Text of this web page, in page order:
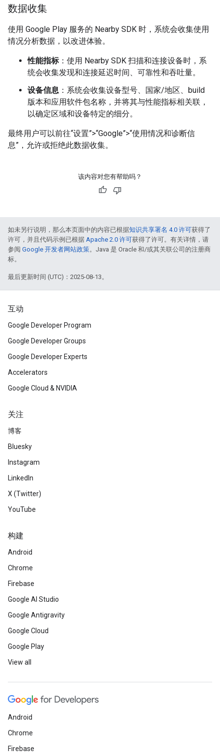
数据收集
使用 Google Play 服务的 Nearby SDK 时，系统会收集使用
情况分析数据，以改进体验。
性能指标：使用 Nearby SDK 扫描和连接设备时，系
统会收集发现和连接延迟时间、可靠性和吞吐量。
设备信息 ：系统会收集设备型号、国家/地区、build
版本和应用软件包名称，并将其与性能指标相关联，
以确定区域和设备特定的细分。
最终用户可以前往“设置”>“Google”>“使用情况和诊断信
息”，允许或拒绝此数据收集。
该内容对您有帮助吗？
如未另行说明，那么本页面中的内容已根据知识共享署名 4.0 许可获得了
许可，并且代码示例已根据 Apache 2.0 许可获得了许可。有关详情，请
参阅 Google 开发者网站政策。Java 是 Oracle 和/或其关联公司的注册商
标。
最后更新时间 (UTC)：2025-08-13。
互动
Google Developer Program
Google Developer Groups
Google Developer Experts
Accelerators
Google Cloud & NVIDIA
关注
博客
Bluesky
Instagram
LinkedIn
X (Twitter)
YouTube
构建
Android
Chrome
Firebase
Google AI Studio
Google Antigravity
Google Cloud
Google Play
View all
Android
Chrome
Firebase